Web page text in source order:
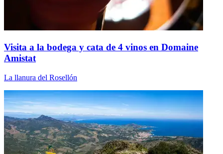
Visita a la bodega y cata de 4 vinos en Domaine
Amistat
La llanura del Rosellón